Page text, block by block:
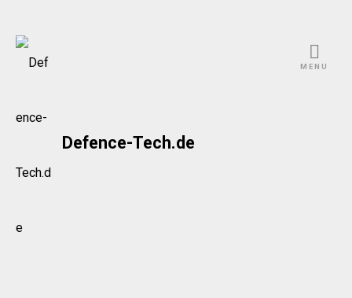
Skip
Defence-Tech.de
MENU